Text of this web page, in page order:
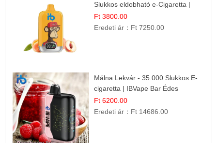
Slukkos eldobható e-Cigaretta |
Friss Gyümölcs Íz
Ft 3800.00
Eredeti ár： Ft 7250.00
Málna Lekvár - 35.000 Slukkos E-
cigaretta | IBVape Bar Édes
Gyümölcs Íz
Ft 6200.00
Eredeti ár： Ft 14686.00